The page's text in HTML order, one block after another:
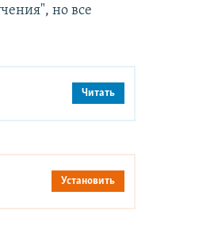
но все
Читать
Установить